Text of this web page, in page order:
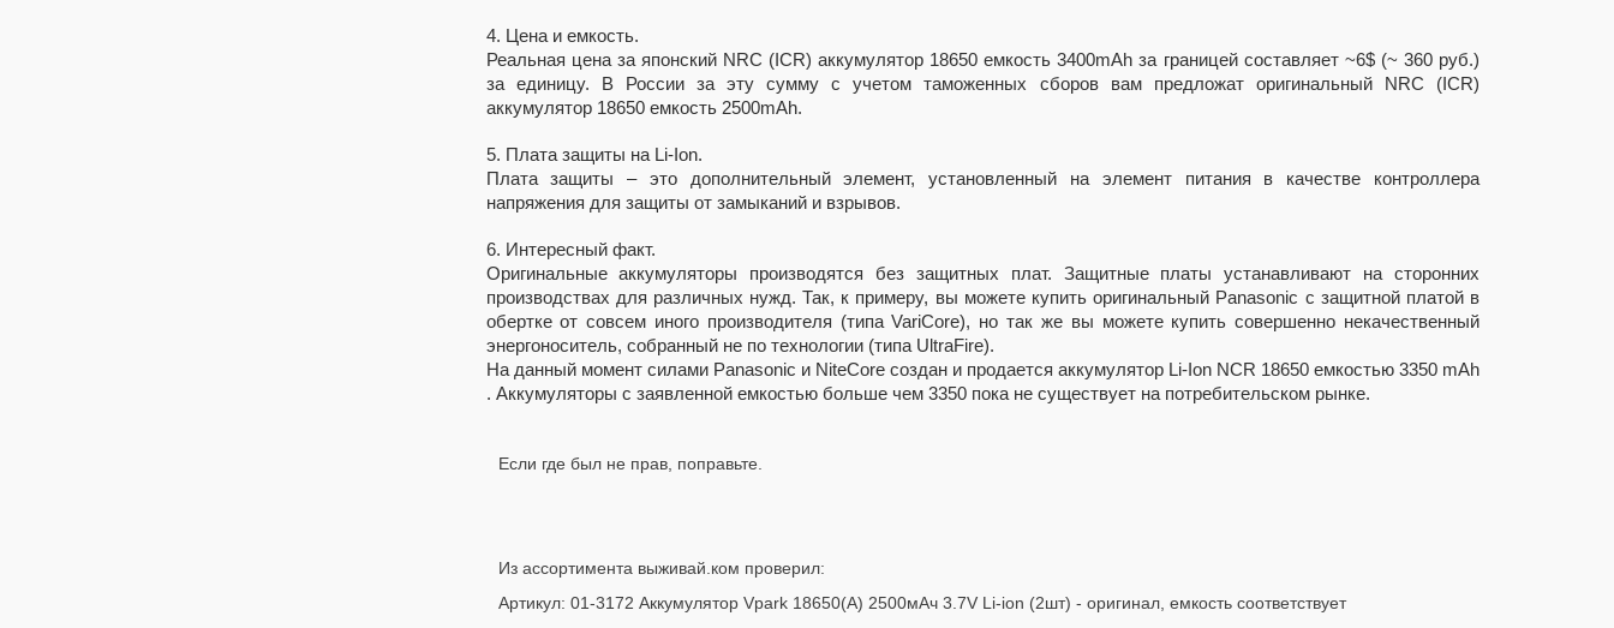
4. Цена и емкость.
Реальная цена за японский NRC (ICR) аккумулятор 18650 емкость 3400mAh за границей составляет ~6$ (~ 360 руб.)
за единицу. В России за эту сумму с учетом таможенных сборов вам предложат оригинальный NRC (ICR)
аккумулятор 18650 емкость 2500mAh.
5. Плата защиты на Li-Ion.
Плата защиты – это дополнительный элемент, установленный на элемент питания в качестве контроллера
напряжения для защиты от замыканий и взрывов.
6. Интересный факт.
Оригинальные аккумуляторы производятся без защитных плат. Защитные платы устанавливают на сторонних
производствах для различных нужд. Так, к примеру, вы можете купить оригинальный Panasonic с защитной платой в
обертке от совсем иного производителя (типа VariCore), но так же вы можете купить совершенно некачественный
энергоноситель, собранный не по технологии (типа UltraFire).
На данный момент силами Panasonic и NiteCore создан и продается аккумулятор Li-Ion NCR 18650 емкостью 3350 mAh
. Аккумуляторы с заявленной емкостью больше чем 3350 пока не существует на потребительском рынке.
Если где был не прав, поправьте.
Из ассортимента выживай.ком проверил:
Артикул: 01-3172 Аккумулятор Vpark 18650(А) 2500мАч 3.7V Li-ion (2шт) - оригинал, емкость соответствует